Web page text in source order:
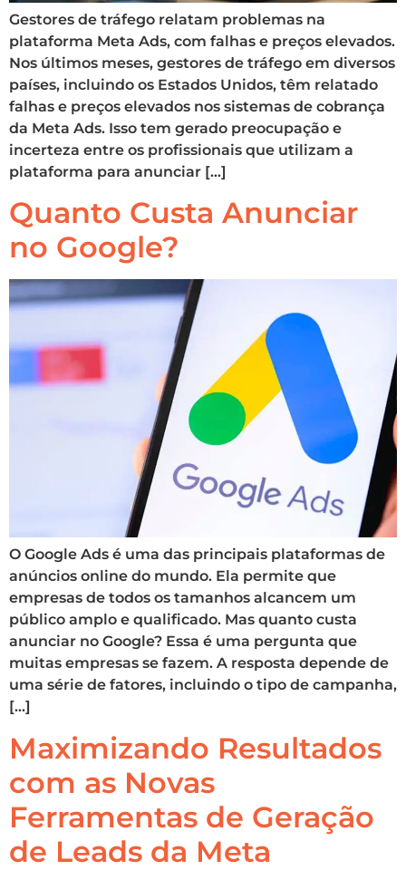
Gestores de tráfego relatam problemas na
plataforma Meta Ads, com falhas e preços elevados.
Nos últimos meses, gestores de tráfego em diversos
países, incluindo os Estados Unidos, têm relatado
falhas e preços elevados nos sistemas de cobrança
da Meta Ads. Isso tem gerado preocupação e
incerteza entre os profissionais que utilizam a
plataforma para anunciar […]
Quanto Custa Anunciar
no Google?
O Google Ads é uma das principais plataformas de
anúncios online do mundo. Ela permite que
empresas de todos os tamanhos alcancem um
público amplo e qualificado. Mas quanto custa
anunciar no Google? Essa é uma pergunta que
muitas empresas se fazem. A resposta depende de
uma série de fatores, incluindo o tipo de campanha,
[…]
Maximizando Resultados
com as Novas
Ferramentas de Geração
de Leads da Meta